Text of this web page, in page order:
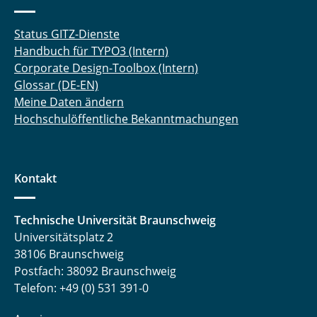
Status GITZ-Dienste
Handbuch für TYPO3 (Intern)
Corporate Design-Toolbox (Intern)
Glossar (DE-EN)
Meine Daten ändern
Hochschulöffentliche Bekanntmachungen
Kontakt
Technische Universität Braunschweig
Universitätsplatz 2
38106 Braunschweig
Postfach: 38092 Braunschweig
Telefon: +49 (0) 531 391-0